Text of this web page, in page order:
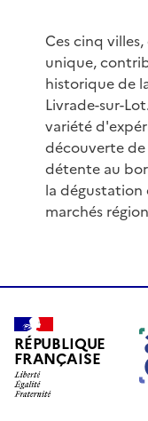
Ces cinq
unique,
historique de
Livrade-sur-
variété
découverte de
détente au
la dégustation
marchés
RÉPUBLIQUE
FRANÇAISE